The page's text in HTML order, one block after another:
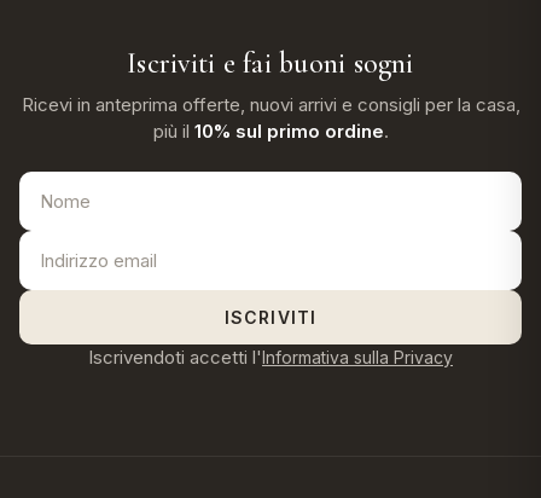
Iscriviti e fai buoni sogni
Ricevi in anteprima offerte, nuovi arrivi e consigli per la casa,
più il 10% sul primo ordine.
ISCRIVITI
Iscrivendoti accetti l'Informativa sulla Privacy